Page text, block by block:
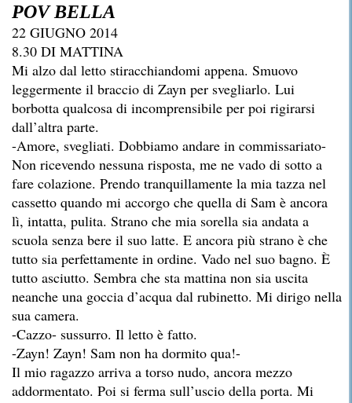
POV BELLA
22 GIUGNO 2014
8.30 DI MATTINA
Mi alzo dal letto stiracchiandomi appena. Smuovo
leggermente il braccio di Zayn per svegliarlo. Lui
borbotta qualcosa di incomprensibile per poi rigirarsi
dall’altra parte.
-Amore, svegliati. Dobbiamo andare in commissariato-
Non ricevendo nessuna risposta, me ne vado di sotto a
fare colazione. Prendo tranquillamente la mia tazza nel
cassetto quando mi accorgo che quella di Sam è ancora
lì, intatta, pulita. Strano che mia sorella sia andata a
scuola senza bere il suo latte. E ancora più strano è che
tutto sia perfettamente in ordine. Vado nel suo bagno. È
tutto asciutto. Sembra che sta mattina non sia uscita
neanche una goccia d’acqua dal rubinetto. Mi dirigo nella
sua camera.
-Cazzo- sussurro. Il letto è fatto.
-Zayn! Zayn! Sam non ha dormito qua!-
Il mio ragazzo arriva a torso nudo, ancora mezzo
addormentato. Poi si ferma sull’uscio della porta. Mi